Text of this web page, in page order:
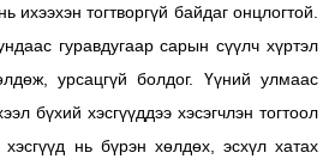
ихээхэн тогтворгүй байдаг онцлогтой.
гуравдугаар сарын сүүлч хүртэл
урсацгүй болдог. Үүний улмаас
бүхий хэсгүүддээ хэсэгчлэн тогтоол
хэсгүүд нь бүрэн хөлдөх, эсхүл хатах